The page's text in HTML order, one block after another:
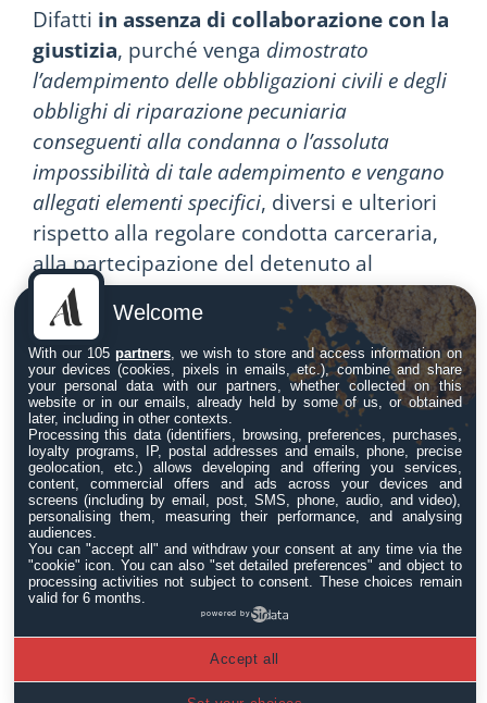
Difatti in assenza di collaborazione con la
giustizia, purché venga dimostrato
l’adempimento delle obbligazioni civili e degli
obblighi di riparazione pecuniaria
conseguenti alla condanna o l’assoluta
impossibilità di tale adempimento e vengano
allegati elementi specifici, diversi e ulteriori
rispetto alla regolare condotta carceraria,
alla partecipazione del detenuto al
percorso rieducativo e alla mera
dichiarazione didissociazione
dall’organizzazione criminale di
eventuale appartenenza, che consentano
di escludere l’attualità di collegamenti con
la criminalità organizzata, terroristica o
eversiva e con il contesto nel quale il reato
è stato commesso, nonché il pericolo di
ripristino di tali collegamenti, anche
indiretti o tramite terzi, tenuto conto delle
circostanze personali e ambientali
ragioni eventualmente dedotte a sostegno
della mancata collaborazione, della
revisione critica della condotta
Welcome
With our 105 partners, we wish to store and access information on
your devices (cookies, pixels in emails, etc.), combine and share
your personal data with our partners, whether collected on this
website or in our emails, already held by some of us, or obtained
later, including in other contexts.
Processing this data (identifiers, browsing, preferences, purchases,
loyalty programs, IP, postal addresses and emails, phone, precise
geolocation, etc.) allows developing and offering you services,
content, commercial offers and ads across your devices and
screens (including by email, post, SMS, phone, audio, and video),
personalising them, measuring their performance, and analysing
audiences.
You can "accept all" and withdraw your consent at any time via the
"cookie" icon . You can also "set detailed preferences" and object to
processing activities not subject to consent. These choices remain
valid for 6 months.
powered by
Accept all